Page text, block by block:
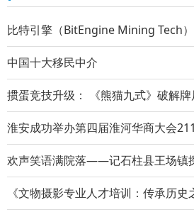
比特引擎（BitEngine Mining Tech
中国十大移民中介
掼蛋竞技升级： 《熊猫九式》破解
淮安成功举办第四届淮河华商大会
欢声笑语满院落——记石柱县王场镇
《文物摄影专业人才培训：传承历史